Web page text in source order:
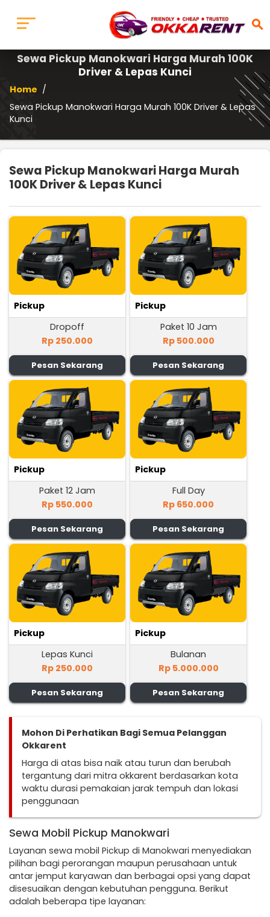
search
Sewa Pickup Manokwari Harga Murah 100K
Driver & Lepas Kunci
Home /
Sewa Pickup Manokwari Harga Murah 100K Driver & Lepas
Kunci
Sewa Pickup Manokwari Harga Murah
100K Driver & Lepas Kunci
Pickup
Dropoff
Rp 250.000
Pesan Sekarang
Pickup
Paket 10 Jam
Rp 500.000
Pesan Sekarang
Pickup
Paket 12 Jam
Rp 550.000
Pesan Sekarang
Pickup
Full Day
Rp 650.000
Pesan Sekarang
Pickup
Lepas Kunci
Rp 250.000
Pesan Sekarang
Pickup
Bulanan
Rp 5.000.000
Pesan Sekarang
Mohon Di Perhatikan Bagi Semua Pelanggan
Okkarent
Harga di atas bisa naik atau turun dan berubah
tergantung dari mitra okkarent berdasarkan kota
waktu durasi pemakaian jarak tempuh dan lokasi
penggunaan
Sewa Mobil Pickup Manokwari
Layanan sewa mobil Pickup di Manokwari menyediakan
pilihan bagi perorangan maupun perusahaan untuk
antar jemput karyawan dan berbagai opsi yang dapat
disesuaikan dengan kebutuhan pengguna. Berikut
adalah beberapa tipe layanan: